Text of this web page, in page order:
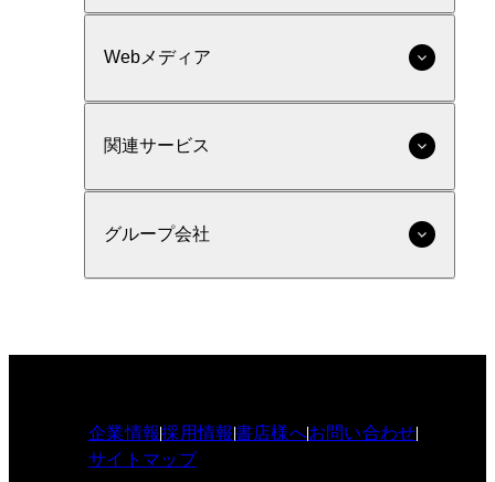
Webメディア
関連サービス
グループ会社
企業情報採用情報書店様へお問い合わせ
サイトマップ